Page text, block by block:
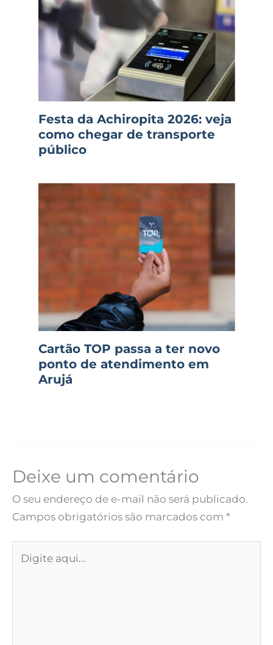
Festa da Achiropita 2026: veja
como chegar de transporte
público
Cartão TOP passa a ter novo
ponto de atendimento em
Arujá
Deixe um comentário
O seu endereço de e-mail não será publicado.
Campos obrigatórios são marcados com *
aqui...